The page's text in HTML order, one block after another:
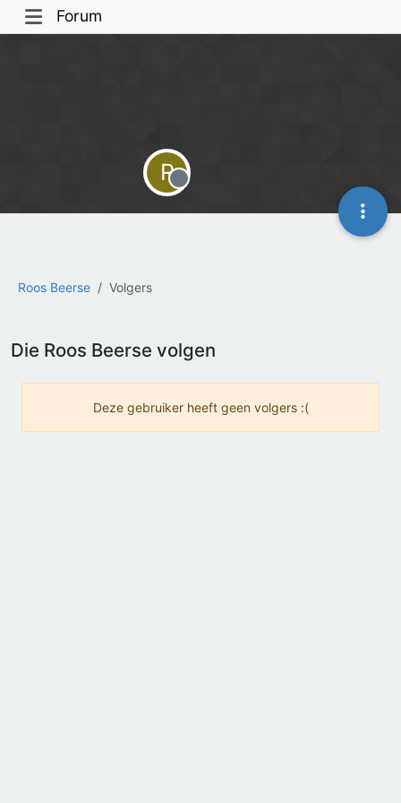
Forum
Roos Beerse Volgers
R
Offline
Die Roos Beerse volgen
Deze gebruiker heeft geen volgers :(